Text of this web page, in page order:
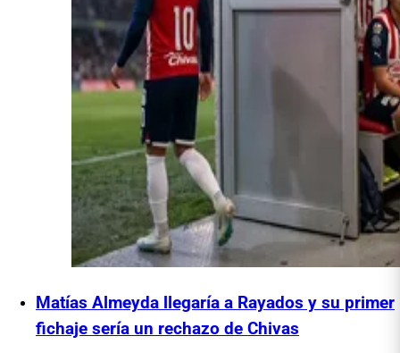
Matías Almeyda llegaría a Rayados y su primer
fichaje sería un rechazo de Chivas